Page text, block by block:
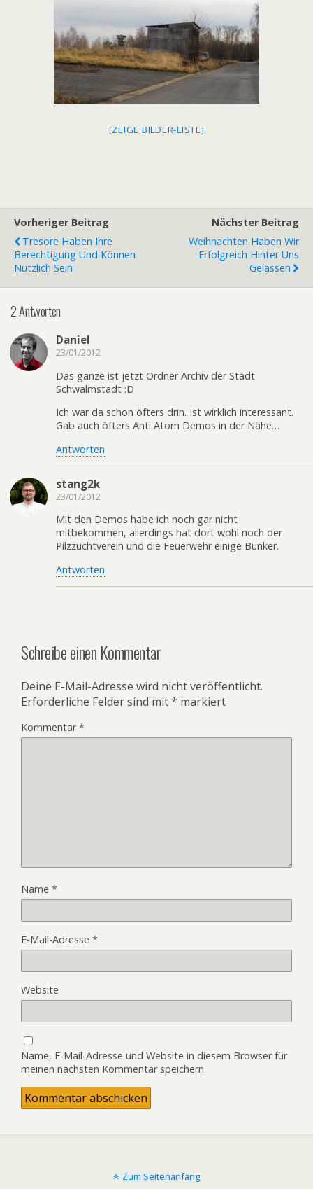
[ZEIGE BILDER-LISTE]
Vorheriger Beitrag
Tresore Haben Ihre
Berechtigung Und Können
Nützlich Sein
Nächster Beitrag
Weihnachten Haben Wir
Erfolgreich Hinter Uns
Gelassen
2 Antworten
Daniel
23/01/2012
Das ganze ist jetzt Ordner Archiv der Stadt
Schwalmstadt :D
Ich war da schon öfters drin. Ist wirklich interessant.
Gab auch öfters Anti Atom Demos in der Nähe…
Antworten
stang2k
23/01/2012
Mit den Demos habe ich noch gar nicht
mitbekommen, allerdings hat dort wohl noch der
Pilzzuchtverein und die Feuerwehr einige Bunker.
Antworten
Schreibe einen Kommentar
Deine E-Mail-Adresse wird nicht veröffentlicht.
Erforderliche Felder sind mit* markiert
Kommentar*
Name *
E-Mail-Adresse *
Website
Name, E-Mail-Adresse und Website in diesem Browser für
meinen nächsten Kommentar speichern.
Zum Seitenanfang